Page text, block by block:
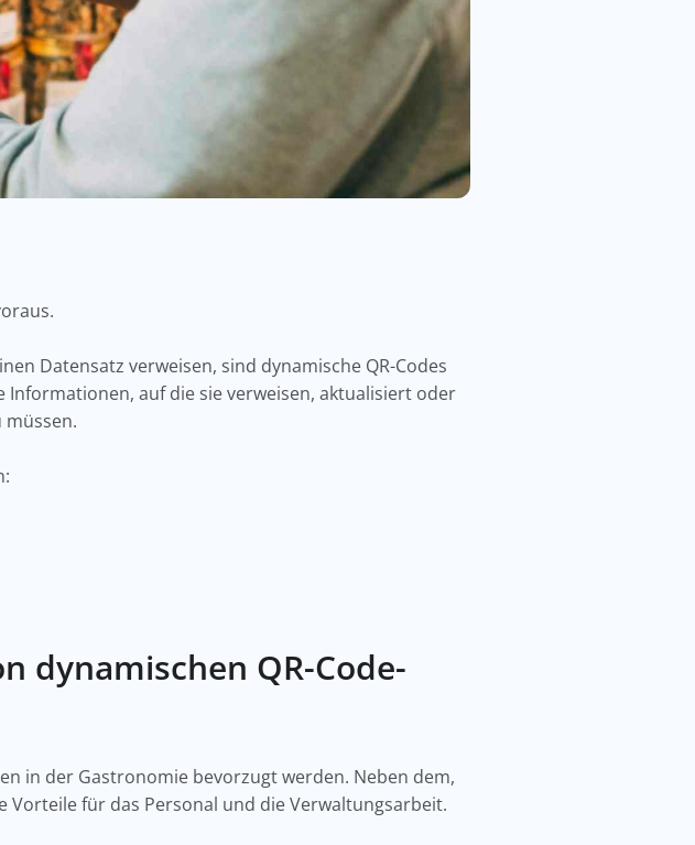
Datensatz verweisen, sind dynamische QR-Codes
auf die sie verweisen, aktualisiert oder
müssen.
dynamischen QR-Code-
in der Gastronomie bevorzugt werden. Neben dem,
Vorteile für das Personal und die Verwaltungsarbeit.